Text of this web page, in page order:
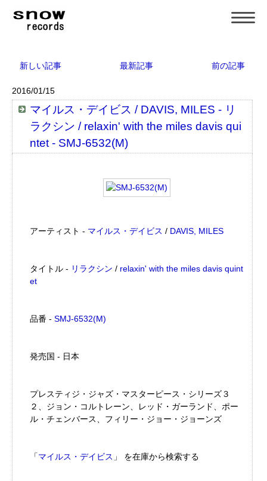
新しい記事 最新記事 前の記事
2016/01/15
マイルス・デイビス / DAVIS, MILES - リ
ラクシン / relaxin' with the miles davis qui
ntet - SMJ-6532(M)
アーティスト - マイルス・デイビス / DAVIS, MILES
タイトル - リラクシン / relaxin' with the miles davis quint
et
品番 - SMJ-6532(M)
発売国 - 日本
プレスティジ・ジャズ・マスターピース・シリーズ３
２、ジョン・コルトレーン、レッド・ガーランド、ポー
ル・チェンバース、フィリー・ジョー・ジョーンズ
「マイルス・デイビス 」 を在庫から検索する